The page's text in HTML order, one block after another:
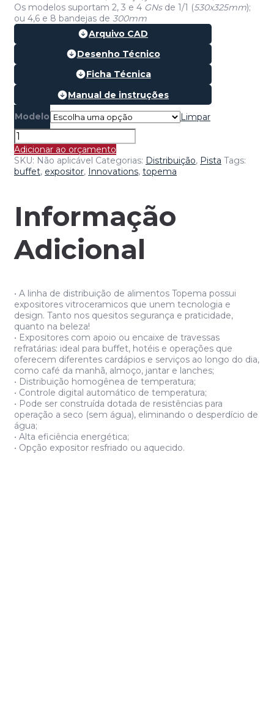
Os modelos suportam 2, 3 e 4 GNsde 1/1 (530x325mm);
ou 4,6 e 8 bandejas de 300mm
Arquivo CAD
Desenho Técnico
Ficha Técnica
Manual de instruções
Modelo
Limpar
Keep
My
Food
DROP-
IN
AQUECIDA
quantidade
Adicionar ao orçamento
SKU: Não aplicável Categorias: Distribuição, Pista Tags:
buffet, expositor, Innovations, topema
Informação
Adicional
• A linha de distribuição de alimentos Topema possui
expositores vitroceramicos que unem tecnologia e
design. Tanto nos quesitos segurança e praticidade,
quanto na beleza!
• Expositores com apoio ou encaixe de travessas
refratárias: ideal para buffet, hotéis e operações que
oferecem diferentes cardápios e serviços ao longo do dia,
como café da manhã, almoço, jantar e lanches;
• Distribuição homogênea de temperatura;
• Controle digital automático de temperatura;
• Pode ser construída dotada de resistências para
operação a seco (sem água), eliminando o desperdício de
água;
• Alta eficiência energética;
• Opção expositor resfriado ou aquecido.